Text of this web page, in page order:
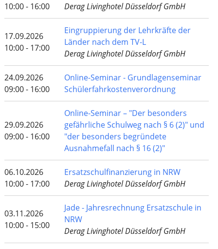
10:00 - 16:00
Derag Livinghotel Düsseldorf GmbH
17.09.2026
10:00 - 17:00
Eingruppierung der Lehrkräfte der
Länder nach dem TV-L
Derag Livinghotel Düsseldorf GmbH
24.09.2026
09:00 - 16:00
Online-Seminar - Grundlagenseminar
Schülerfahrkostenverordnung
29.09.2026
09:00 - 16:00
Online-Seminar – "Der besonders
gefährliche Schulweg nach § 6 (2)" und
"der besonders begründete
Ausnahmefall nach § 16 (2)"
06.10.2026
10:00 - 17:00
Ersatzschulfinanzierung in NRW
Derag Livinghotel Düsseldorf GmbH
03.11.2026
10:00 - 15:00
Jade - Jahresrechnung Ersatzschule in
NRW
Derag Livinghotel Düsseldorf GmbH